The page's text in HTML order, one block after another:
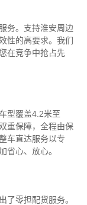
务。支持淮安周边
性的高要求。我们
在竞争中抢占先
型覆盖4.2米至
重保障，全程由保
车直达服务以专
省心、放心。
了零担配货服务。